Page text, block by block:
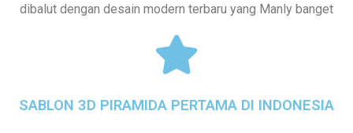
dibalut dengan desain modern terbaru yang Manly banget
SABLON 3D PIRAMIDA PERTAMA DI INDONESIA